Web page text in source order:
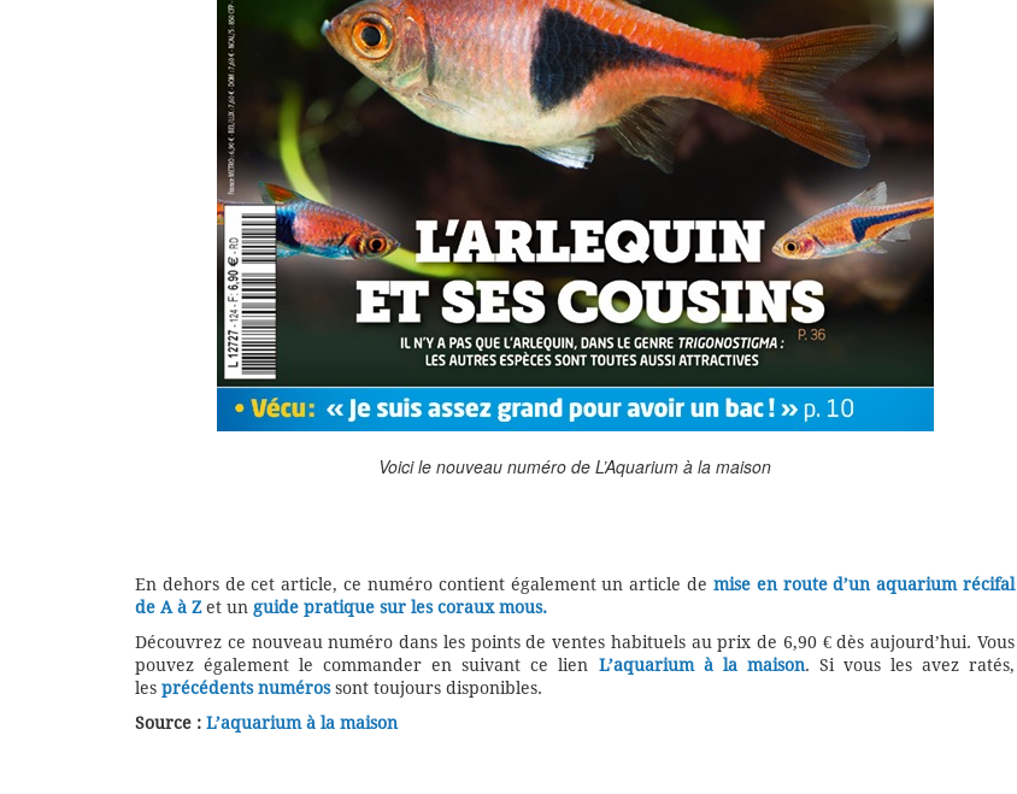
Voici le nouveau numéro de L’Aquarium à la maison
En dehors de cet article, ce numéro contient également un article de mise en route d’un aquarium récifal
de A à Zet un guide pratique sur les coraux mous.
Découvrez ce nouveau numéro dans les points de ventes habituels au prix de 6,90 € dès aujourd’hui. Vous
pouvez également le commander en suivant ce lien L’aquarium à la maison. Si vous les avez ratés,
les précédents numérossont toujours disponibles.
Source : L’aquarium à la maison